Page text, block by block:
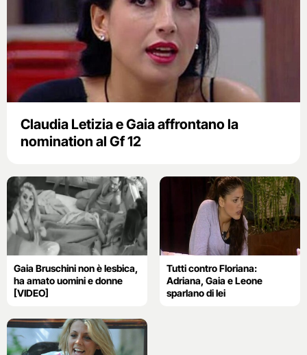
Claudia Letizia e Gaia affrontano la
nomination al Gf 12
Gaia Bruschini non è lesbica,
ha amato uomini e donne
[VIDEO]
Tutti contro Floriana:
Adriana, Gaia e Leone
sparlano di lei